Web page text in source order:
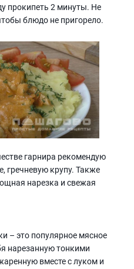
прокипеть 2 минуты. Не
блюдо не пригорело.
гарнира рекомендую
гречневую крупу. Также
нарезка и свежая
– это популярное мясное
нарезанную тонкими
вместе с луком и